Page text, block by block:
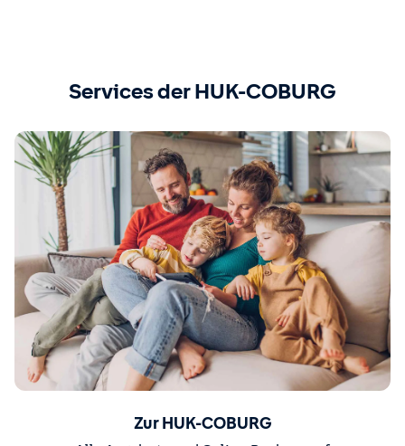
Services der HUK-COBURG
Zur HUK-COBURG